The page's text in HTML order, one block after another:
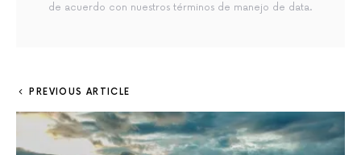
de acuerdo con nuestros términos de manejo de data.
PREVIOUS ARTICLE